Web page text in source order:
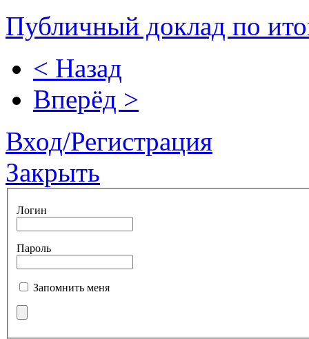
Публичный доклад по
< Назад
Вперёд >
Вход/Регистрация
Закрыть
Логин
Пароль
Запомнить меня